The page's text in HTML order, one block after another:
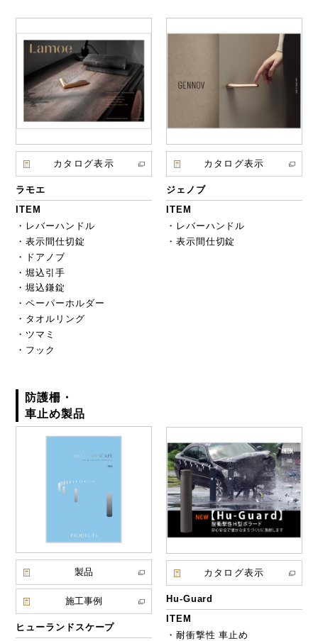
カタログ表示
ラモエ
ITEM
・レバーハンドル
・表示間仕切錠
・ドアノブ
・堀込引手
・堀込鎌錠
・ペーパーホルダー
・タオルリング
・ツマミ
・フック
カタログ表示
ジェノブ
ITEM
・レバーハンドル
・表示間仕切錠
防護柵・
車止め製品
製品
施工事例
ヒューランドスケープ
カタログ表示
Hu-Guard
ITEM
・耐衝撃性 車止め